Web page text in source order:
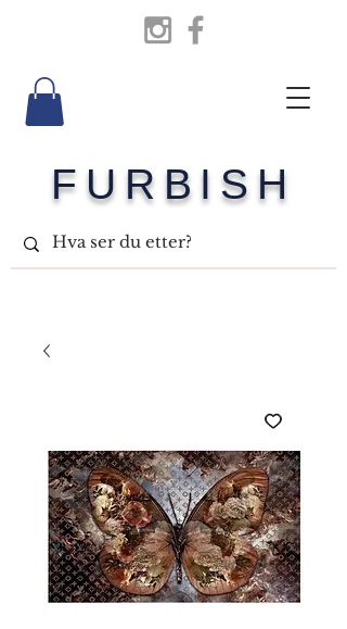
FURBISH